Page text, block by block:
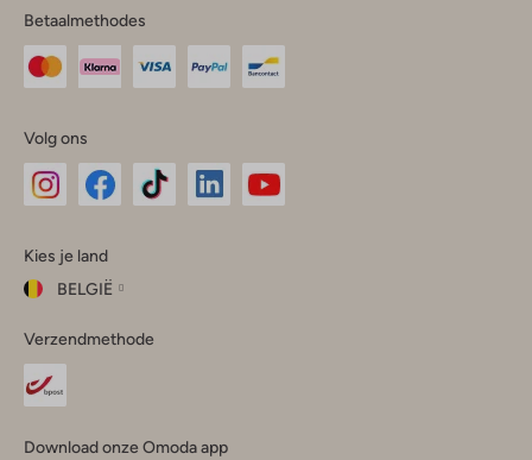
Betaalmethodes
Volg ons
InstagramFacebook
Kies je land
BELGIË
je
land
Verzendmethode
Download onze Omoda app